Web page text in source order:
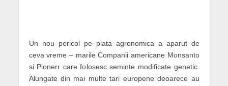
Un nou pericol pe piata agronomica a aparut de
ceva vreme – marile Companii americane Monsanto
si Pionerr care folosesc seminte modificate genetic.
Alungate din mai multe tari europene deoarece au